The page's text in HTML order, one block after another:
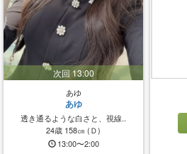
次回 13:00
あゆ
あゆ
透き通るような白さと、視線..
24歳 158㎝ (Ｄ)
13:00〜2:00